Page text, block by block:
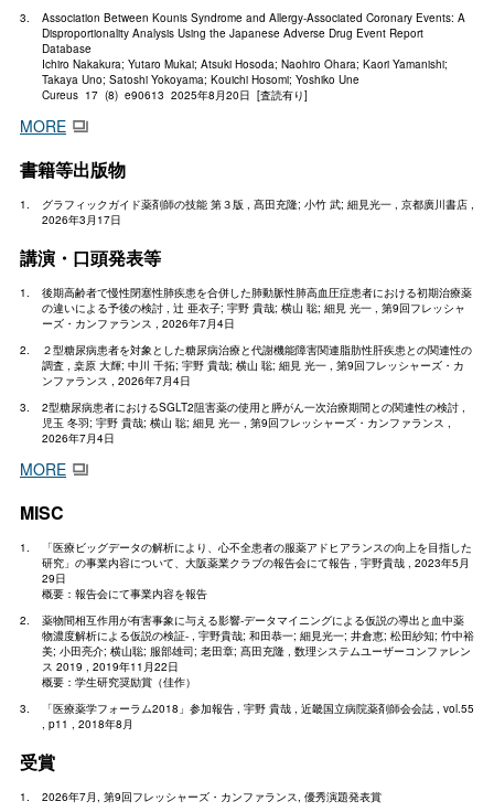
Association Between Kounis Syndrome and Allergy-Associated Coronary Events: A
Disproportionality Analysis Using the Japanese Adverse Drug Event Report
Database
Ichiro Nakakura; Yutaro Mukai; Atsuki Hosoda; Naohiro Ohara; Kaori Yamanishi;
Takaya Uno; Satoshi Yokoyama; Kouichi Hosomi; Yoshiko Une
Cureus 17 (8) e90613 2025年8月20日 [査読有り]
MORE
書籍等出版物
グラフィックガイド薬剤師の技能 第３版 , 髙田充隆; 小竹 武; 細見光一 , 京都廣川書店 ,
2026年3月17日
講演・口頭発表等
後期高齢者で慢性閉塞性肺疾患を合併した肺動脈性肺高血圧症患者における初期治療薬
の違いによる予後の検討 , 辻 亜衣子; 宇野 貴哉; 横山 聡; 細見 光一 , 第9回フレッシャ
ーズ・カンファランス , 2026年7月4日
２型糖尿病患者を対象とした糖尿病治療と代謝機能障害関連脂肪性肝疾患との関連性の
調査 , 桒原 大輝; 中川 千拓; 宇野 貴哉; 横山 聡; 細見 光一 , 第9回フレッシャーズ・カ
ンファランス , 2026年7月4日
2型糖尿病患者におけるSGLT2阻害薬の使用と膵がん一次治療期間との関連性の検討 ,
児玉 冬羽; 宇野 貴哉; 横山 聡; 細見 光一 , 第9回フレッシャーズ・カンファランス ,
2026年7月4日
MORE
MISC
「医療ビッグデータの解析により、心不全患者の服薬アドヒアランスの向上を目指した
研究」の事業内容について、大阪薬業クラブの報告会にて報告 , 宇野貴哉 , 2023年5月
29日
概要：報告会にて事業内容を報告
薬物間相互作用が有害事象に与える影響-データマイニングによる仮説の導出と血中薬
物濃度解析による仮説の検証- , 宇野貴哉; 和田恭一; 細見光一; 井倉恵; 松田紗知; 竹中裕
美; 小田亮介; 横山聡; 服部雄司; 老田章; 髙田充隆 , 数理システムユーザーコンファレン
ス 2019 , 2019年11月22日
概要：学生研究奨励賞（佳作）
「医療薬学フォーラム2018」参加報告 , 宇野 貴哉 , 近畿国立病院薬剤師会会誌 , vol.55
, p11 , 2018年8月
受賞
2026年7月, 第9回フレッシャーズ・カンファランス, 優秀演題発表賞